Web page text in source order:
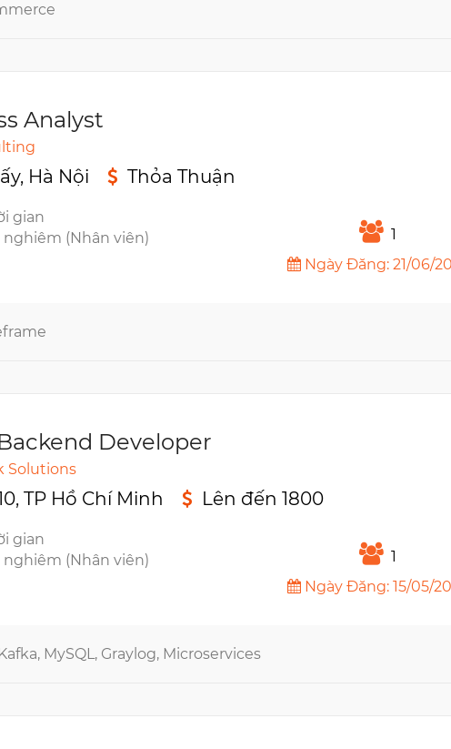
Analyst
Hà Nội Thỏa Thuận
gian
nghiêm (Nhân viên)
1
Ngày Đăng: 21/06/
Developer
Solutions
TP Hồ Chí Minh Lên đến 1800
gian
nghiêm (Nhân viên)
1
Ngày Đăng: 15/05/
MySQL, Graylog, Microservices